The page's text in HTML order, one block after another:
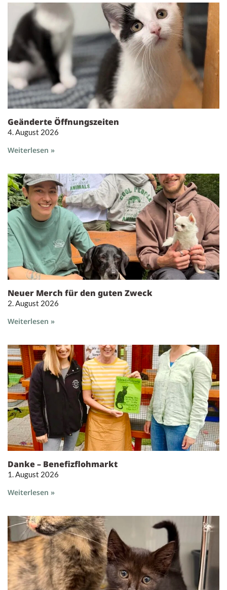
Geänderte Öffnungszeiten
4. August 2026
Weiterlesen »
Neuer Merch für den guten Zweck
2. August 2026
Weiterlesen »
Danke – Benefizflohmarkt
1. August 2026
Weiterlesen »